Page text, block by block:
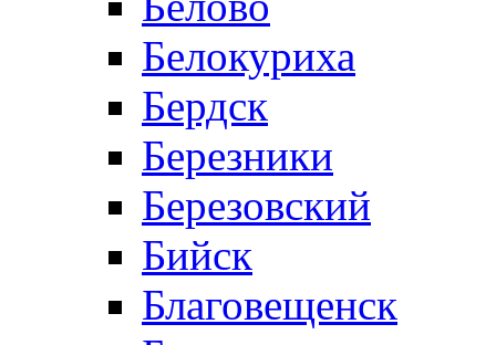
Белокуриха
Бердск
Березники
Березовский
Бийск
Благовещенск